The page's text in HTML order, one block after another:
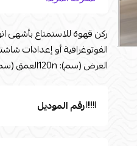
ركن قهوة للاستمتاع بأشهى
العرض (سم): 120nالعمق (سم): 40nالإرتفاع (سم): 90
رقم الموديل